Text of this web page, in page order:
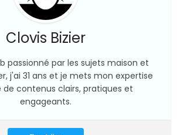
Clovis Bizier
passionné par les sujets maison et
j'ai 31 ans et je mets mon expertise
de contenus clairs, pratiques et
engageants.